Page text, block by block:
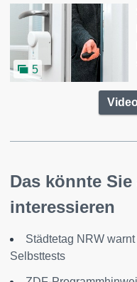
5
Das könnte Sie
interessieren
Städtetag NRW
Selbsttests